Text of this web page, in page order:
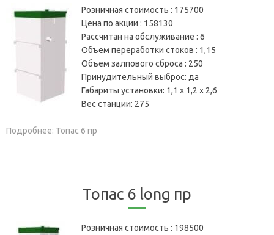
Розничная стоимость : 175700
Цена по акции : 158130
Рассчитан на обслуживание : 6
Объем переработки стоков : 1,15
Объем залпового сброса : 250
Принудительный выброс: да
Габариты установки: 1,1 х 1,2 х 2,6
Вес станции: 275
Подробнее: Топас 6 пр
Топас 6 long пр
Розничная стоимость : 198500